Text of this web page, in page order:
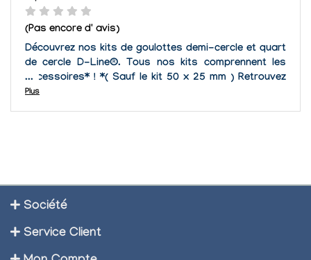
(Pas encore d' avis)
Découvrez nos kits de goulottes demi-cercle et quart
de cercle D-Line®. Tous nos kits comprennent les
accessoires* ! *( Sauf le kit 50 x 25 mm ) Retrouvez
par ici toutes les dimensions que vous recherchez :.
Plus
Société
Service Client